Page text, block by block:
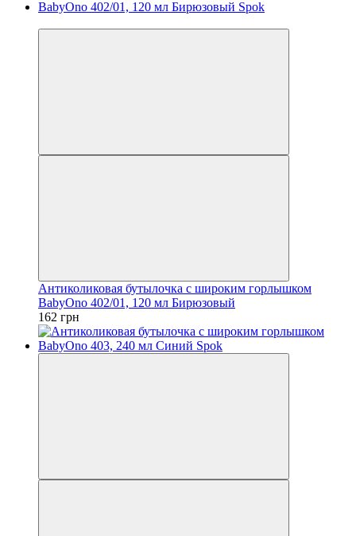
Антиколиковая бутылочка с широким горлышком
BabyOno 402/01, 120 мл Бирюзовый
162 грн